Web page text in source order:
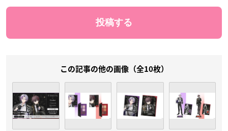
この記事の他の画像（全10枚）